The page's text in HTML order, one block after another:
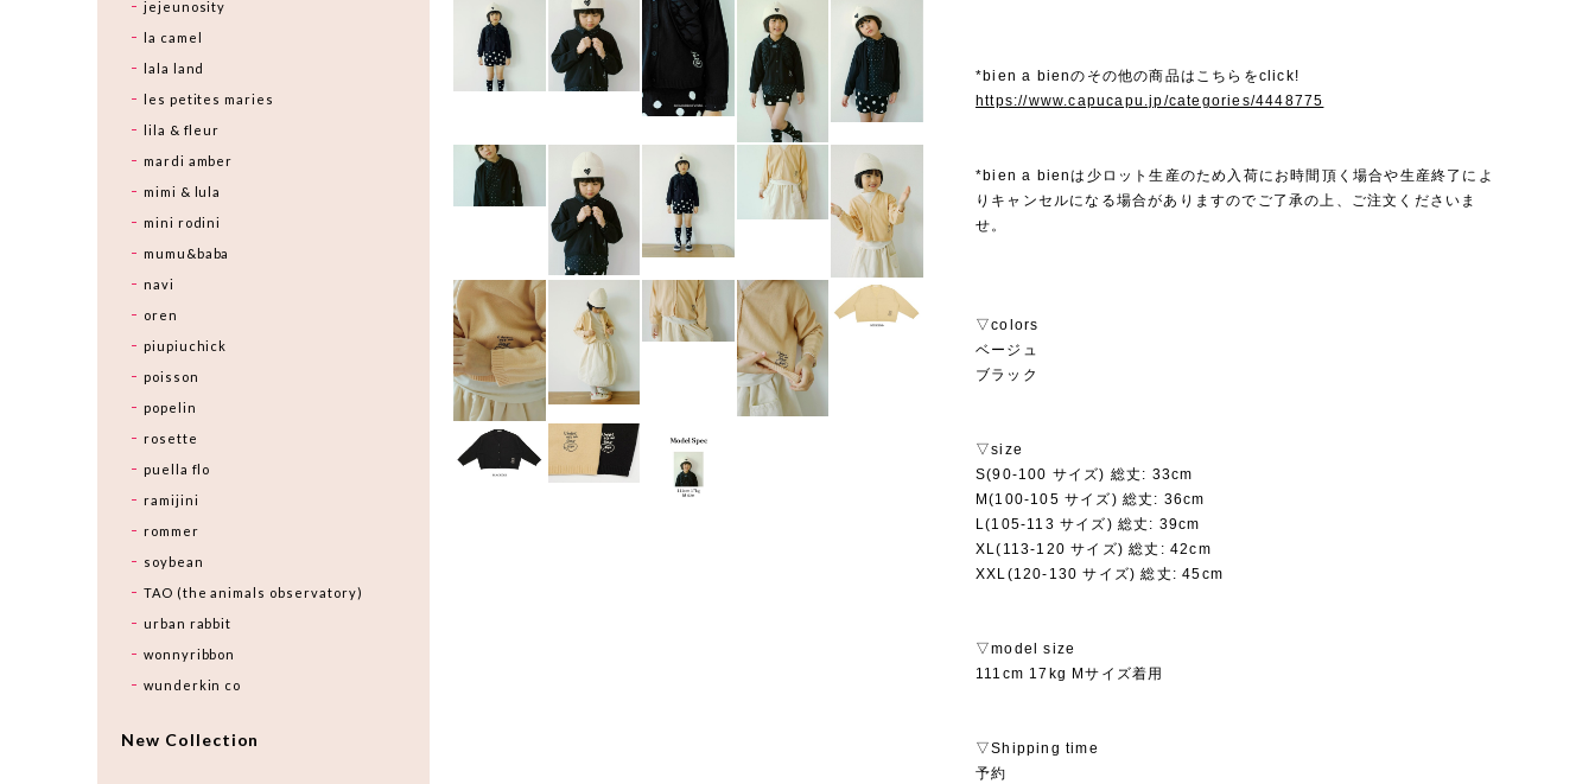
*bien a bienのその他の商品はこちらをclick!
https://www.capucapu.jp/categories/4448775
*bien a bienは少ロット生産のため入荷にお時間頂く場合や生産終了によ
りキャンセルになる場合がありますのでご了承の上、ご注文くださいま
せ。
▽colors
ベージュ
ブラック
▽size
S(90-100 サイズ) 総丈: 33cm
M(100-105 サイズ) 総丈: 36cm
L(105-113 サイズ) 総丈: 39cm
XL(113-120 サイズ) 総丈: 42cm
XXL(120-130 サイズ) 総丈: 45cm
▽model size
111cm 17kg Mサイズ着用
▽Shipping time
予約
jejeunosity
la camel
lala land
les petites maries
lila & fleur
mardi amber
mimi & lula
mini rodini
mumu&baba
navi
oren
piupiuchick
poisson
popelin
rosette
puella flo
ramijini
rommer
soybean
TAO (the animals observatory)
urban rabbit
wonnyribbon
wunderkin co
New Collection